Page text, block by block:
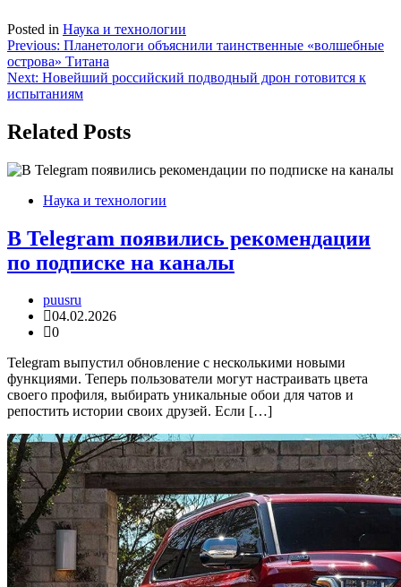
Posted in Наука и технологии
Навигация
по
записям
Previous: Планетологи объяснили таинственные «волшебные
острова» Титана
Next: Новейший российский подводный дрон готовится к
испытаниям
Related Posts
Наука и технологии
В Telegram появились рекомендации
по подписке на каналы
puusru
04.02.2026
0
Telegram выпустил обновление с несколькими новыми
функциями. Теперь пользователи могут настраивать цвета
своего профиля, выбирать уникальные обои для чатов и
репостить истории своих друзей. Если […]